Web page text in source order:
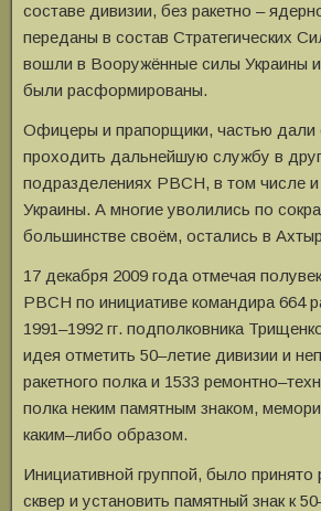
составе дивизии, без ракетно –
переданы в состав Стратегических
вошли в Вооружённые силы Украины и
были расформированы.
Офицеры и прапорщики, частью дали
проходить дальнейшую службу в
подразделениях РВСН, в том числе и
Украины. А многие уволились по
большинстве своём, остались в
17 декабря 2009 года отмечая
РВСН по инициативе командира 664
1991–1992 гг. подполковника
идея отметить 50–летие дивизии и
ракетного полка и 1533
полка неким памятным знаком,
каким–либо образом.
Инициативной группой, было принято
сквер и установить памятный знак к